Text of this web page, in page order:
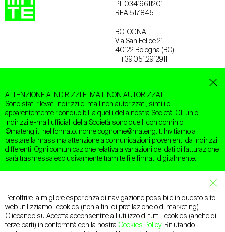
P.I. 03419611201
REA 517845
BOLOGNA
Via San Felice 21
40122 Bologna (BO)
T +39.051.2912911
31020 San Vendemiano (TV)
T +39.0438.412433
MILANO
Via Carlo Botta 19
20135 Milano (MI)
T +39.338.6719698
Email:mateng@mateng.it
Instagram
FacebookLinkedInYouTube
ATTENZIONE A INDIRIZZI E-MAIL NON AUTORIZZATI
Sono stati rilevati indirizzi e-mail non autorizzati, simili o
apparentemente riconducibili a quelli della nostra Società. Gli unici
indirizzi e-mail ufficiali della Società sono quelli con dominio
@mateng.it, nel formato: nome.cognome@mateng.it. Invitiamo a
prestare la massima attenzione a comunicazioni provenienti da indirizzi
differenti. Ogni comunicazione relativa a variazioni dei dati di fatturazione
sarà trasmessa esclusivamente tramite file firmati digitalmente.
Per offrire la migliore esperienza di navigazione possibile in questo sito
web utilizziamo i cookies (non a fini di profilazione o di marketing).
Cliccando su Accetta acconsentite all’utilizzo di tutti i cookies (anche di
terze parti) in conformità con la nostra Cookies Policy. Rifiutando i